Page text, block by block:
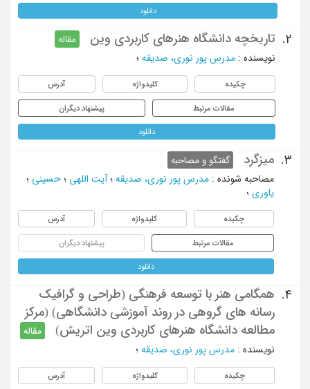
دانلود
2. تاریخچه دانشگاه هنرهای کاربردی وین
مقاله
نویسنده : مدرس پور نوری، صدیقه ؛
چکیده کلیدواژه آدرس
مقالات مرتبط پیشنهاد دیگران
دانلود
3. میزگرد
گفتگو و مصاحبه
مصاحبه شونده : مدرس پور نوری، صدیقه ؛ آیت اللهی ؛ حسینی ؛
یاوری ؛
چکیده کلیدواژه آدرس
مقالات مرتبط پیشنهاد دیگران
دانلود
4.
همگامی هنر با توسعه فرهنگی (طراحی و گرافیک
رسانه های گروهی در روند آموزشی دانشگاهی) (مرکز
مطالعه دانشگاه هنرهای کاربردی وین اتریش)
مقاله
نویسنده : مدرس پور نوری، صدیقه ؛
چکیده کلیدواژه آدرس